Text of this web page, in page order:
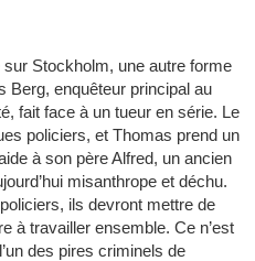
sur Stockholm, une autre forme
Berg, enquêteur principal au
fait face à un tueur en série. Le
policiers, et Thomas prend un
à son père Alfred, un ancien
misanthrope et déchu.
ils devront mettre de
à travailler ensemble. Ce n’est
des pires criminels de